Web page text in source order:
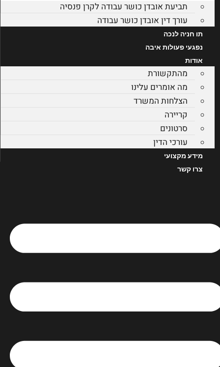
תביעת אובדן כושר עבודה לקרן פנסיה
עורך דין אובדן כושר עבודה
תו חניה לנכה
נפגעי פעולות איבה
אודות
מהתקשורת
מה אומרים עלינו
הצלחות המשרד
קריירה
סרטונים
עורכי הדין
מידע מקצועי
צרו קשר